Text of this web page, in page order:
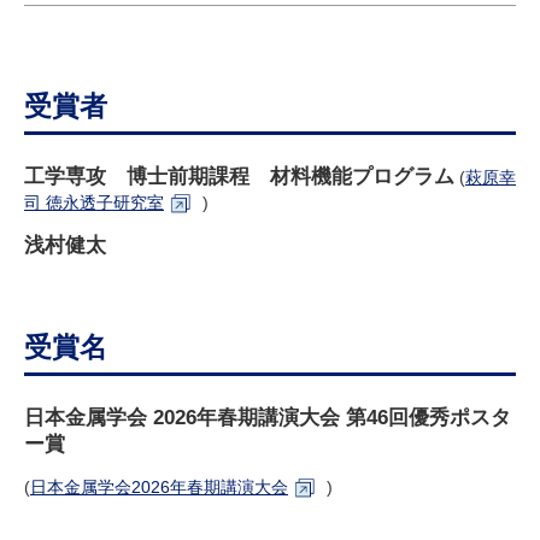
研究・教員Navi
受験生
企業・研究者
地域・一般
アクセス
キャンパスマップ
受賞者
工学専攻 博士前期課程 材料機能プログラム (萩原幸
司 徳永透子研究室
)
浅村健太
受賞名
日本金属学会 2026年春期講演大会 第46回優秀ポスタ
ー賞
(日本金属学会2026年春期講演大会 )